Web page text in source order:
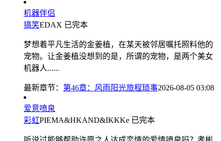
机器伴侣
搞笑EDAX 已完本
梦想着平凡生活的金姜植，在某天被邻居嘱托照料他的
宠物。让金姜植没想到的是，所谓的宠物，是两个美女
机器人......
最新章节： 第46章：风雨阳光旅程琐事2026-08-05 03:08
爱意喷泉
彩虹PIEMA&HKAND&IKKKe 已完本